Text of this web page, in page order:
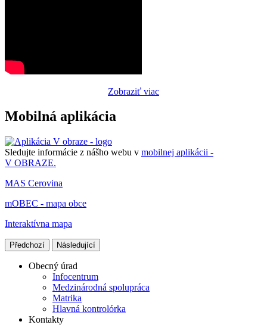
Zobraziť viac
Mobilná aplikácia
Sledujte informácie z nášho webu v mobilnej aplikácii -
V OBRAZE.
MAS Cerovina
mOBEC - mapa obce
Interaktívna mapa
Předchozí Následující
Obecný úrad
Infocentrum
Medzinárodná spolupráca
Matrika
Hlavná kontrolórka
Kontakty